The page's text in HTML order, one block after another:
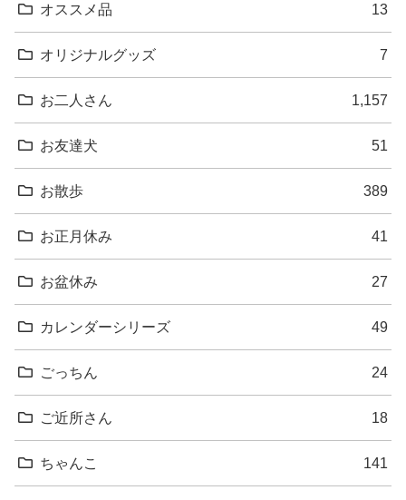
オススメ品 13
オリジナルグッズ 7
お二人さん 1,157
お友達犬 51
お散歩 389
お正月休み 41
お盆休み 27
カレンダーシリーズ 49
ごっちん 24
ご近所さん 18
ちゃんこ 141